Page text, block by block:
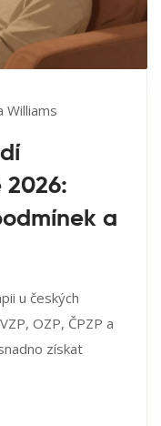
Williams
2026:
a
u českých
OZP, ČPZP a
získat